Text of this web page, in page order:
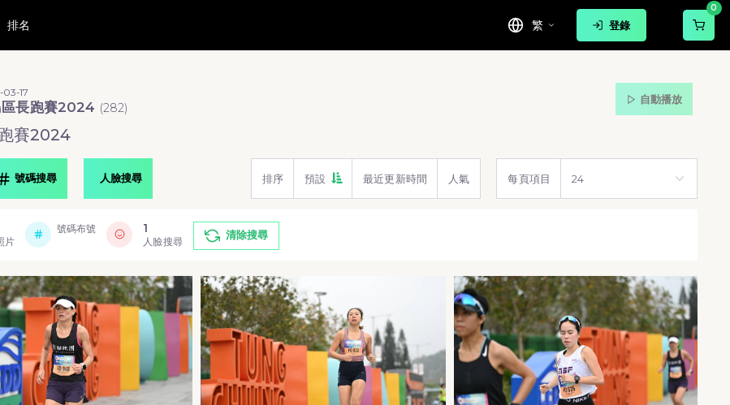
排名 繁 登錄
0
17
區長跑賽2024 (282)
自動播放
賽2024
號碼搜尋 人臉搜尋 排序 預設 最近更新時間 人氣 每頁項目
片
號碼布號 1
人臉搜尋
清除搜尋